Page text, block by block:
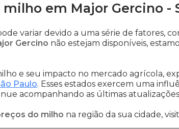
milho em Major Gercino -
variar devido a uma série de fatores,
Gercino não estejam disponíveis,
e seu impacto no mercado agrícola,
Paulo. Esses estados exercem uma
acompanhando as últimas
do milho na região da sua cidade,